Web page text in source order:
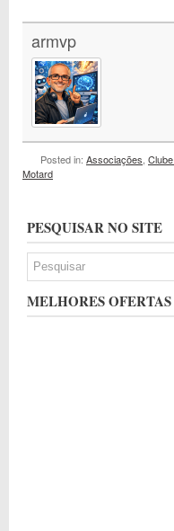
armvp
Posted in: Associações,
Motard
PESQUISAR NO SITE
MELHORES